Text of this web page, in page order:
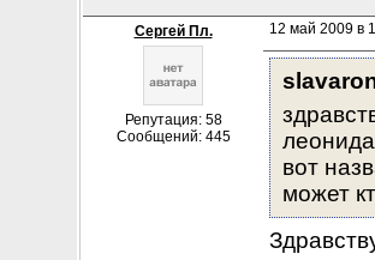
Сергей Пл.
Репутация: 58
Сообщений: 445
12 май 2009 в
вот
может